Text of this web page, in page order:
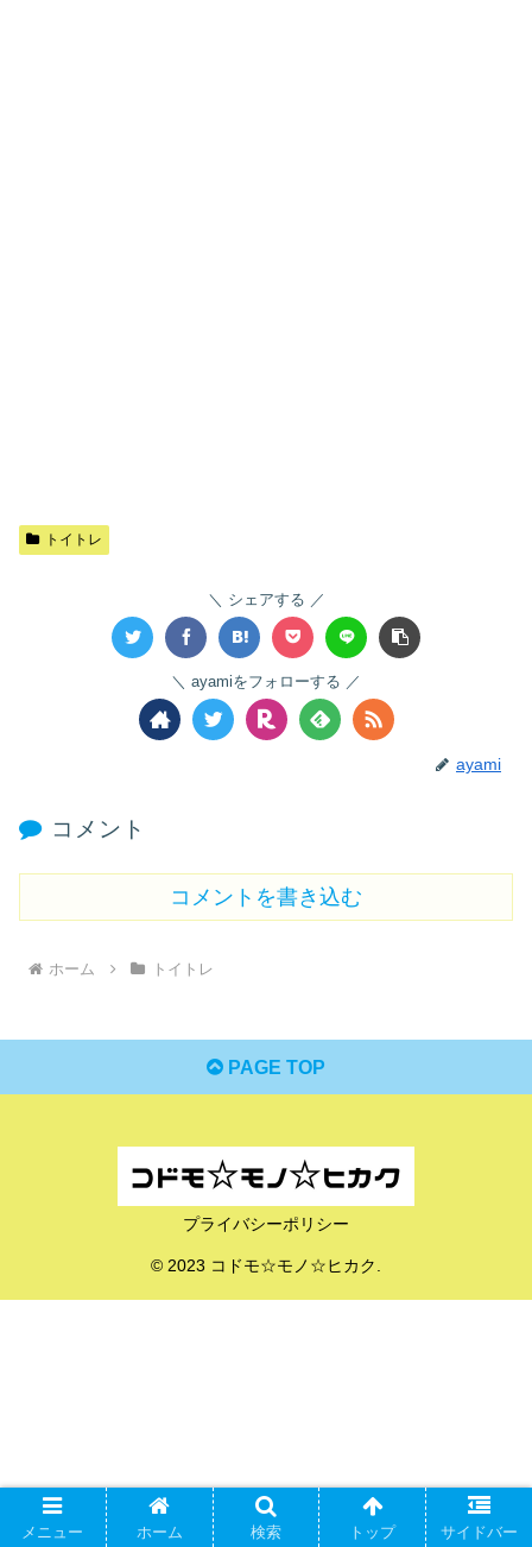
トイトレ
シェアする
ayamiをフォローする
ayami
コメント
コメントを書き込む
ホーム トイトレ
PAGE TOP
プライバシーポリシー
© 2023 コドモ☆モノ☆ヒカク.
メニュー ホーム 検索 トップ サイドバー